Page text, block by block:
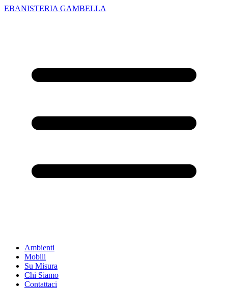
EBANISTERIA GAMBELLA
Ambienti
Mobili
Su Misura
Chi Siamo
Contattaci